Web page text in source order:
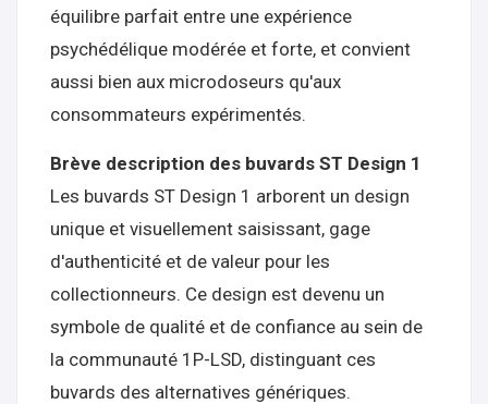
équilibre parfait entre une expérience
psychédélique modérée et forte, et convient
aussi bien aux microdoseurs qu'aux
consommateurs expérimentés.
Brève description des buvards ST Design 1
Les buvards ST Design 1 arborent un design
unique et visuellement saisissant, gage
d'authenticité et de valeur pour les
collectionneurs. Ce design est devenu un
symbole de qualité et de confiance au sein de
la communauté 1P-LSD, distinguant ces
buvards des alternatives génériques.